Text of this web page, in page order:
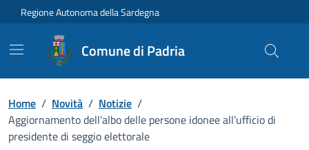
Vai ai contenuti
Vai al Footer
Regione Autonoma della Sardegna
Comune di Padria
Home / Novità / Notizie /
Aggiornamento dell’albo delle persone idonee all’ufficio di
presidente di seggio elettorale